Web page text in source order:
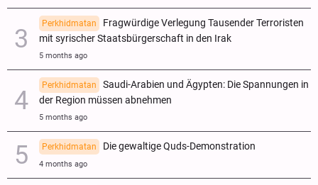
Perkhidmatan
Fragwürdige Verlegung Tausender Terroristen
mit syrischer Staatsbürgerschaft in den Irak
5 months ago
Perkhidmatan
Saudi-Arabien und Ägypten: Die Spannungen in
der Region müssen abnehmen
5 months ago
Perkhidmatan Die gewaltige Quds-Demonstration
4 months ago